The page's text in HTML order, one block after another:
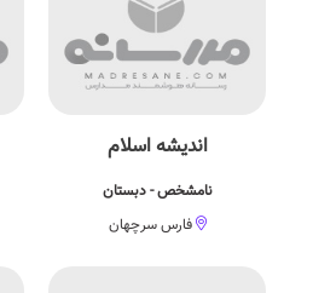
اندیشه اسلام
نامشخص - دبستان
فارس سرچهان